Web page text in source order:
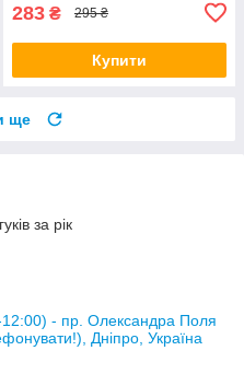
283 ₴ 295 ₴
Купити
ще
за рік
- пр. Олександра Поля
Дніпро, Україна